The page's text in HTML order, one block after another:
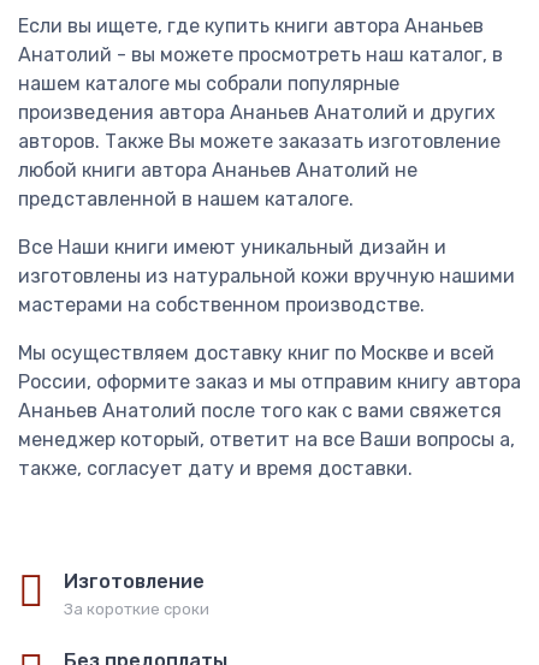
Если вы ищете, где купить книги автора Ананьев
Анатолий - вы можете просмотреть наш каталог, в
нашем каталоге мы собрали популярные
произведения автора Ананьев Анатолий и других
авторов. Также Вы можете заказать изготовление
любой книги автора Ананьев Анатолий не
представленной в нашем каталоге.
Все Наши книги имеют уникальный дизайн и
изготовлены из натуральной кожи вручную нашими
мастерами на собственном производстве.
Мы осуществляем доставку книг по Москве и всей
России, оформите заказ и мы отправим книгу автора
Ананьев Анатолий после того как с вами свяжется
менеджер который, ответит на все Ваши вопросы а,
также, согласует дату и время доставки.
Изготовление
За короткие сроки
Без предоплаты